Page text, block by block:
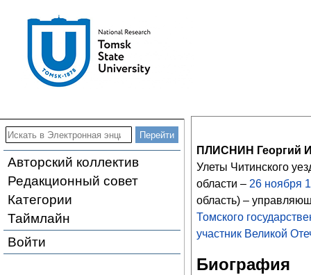
Авторский коллектив
Редакционный совет
Категории
Таймлайн
Войти
ПЛИСНИН Георгий
Улеты Читинского
области – 26 ноября
область) –
Томского
участник Великой
Биография